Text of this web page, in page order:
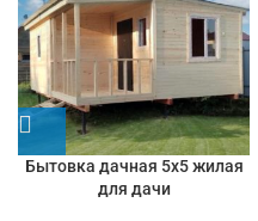
Бытовка дачная 5х5 жилая
для дачи